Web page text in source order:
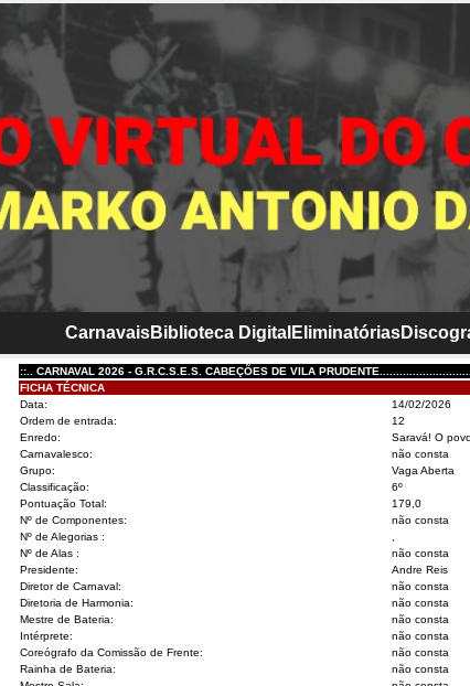
CarnavaisBiblioteca Digital Eliminatórias
::.. CARNAVAL 2026 - G.R.C.S.E.S. CABEÇÕES DE VILA
FICHA TÉCNICA
Data:
14/02/2026
Ordem de entrada:
12
Enredo:
Saravá! O
Carnavalesco:
não consta
Grupo:
Vaga Aberta
Classificação:
6º
Pontuação Total:
179,0
Nº de Componentes:
não consta
Nº de Alegorias :
Nº de Alas :
não consta
Presidente:
Andre Reis
Diretor de Carnaval:
não consta
Diretoria de Harmonia:
não consta
Mestre de Bateria:
não consta
Intérprete:
não consta
Coreógrafo da Comissão de Frente:
não consta
Rainha de Bateria:
não consta